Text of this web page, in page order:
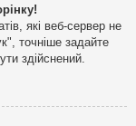
які веб-сервер не
точніше задайте
здійснений.